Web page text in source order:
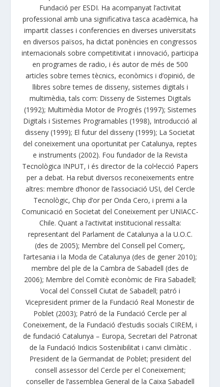
Fundació per ESDI. Ha acompanyat l’activitat
professional amb una significativa tasca acadèmica, ha
impartit classes i conferencies en diverses universitats
en diversos països, ha dictat ponències en congressos
internacionals sobre competitivitat i innovació, participa
en programes de radio, i és autor de més de 500
articles sobre temes tècnics, econòmics i d’opinió, de
llibres sobre temes de disseny, sistemes digitals i
multimèdia, tals com: Disseny de Sistemes Digitals
(1992); Multimèdia Motor de Progrés (1997); Sistemes
Digitals i Sistemes Programables (1998), Introducció al
disseny (1999); El futur del disseny (1999); La Societat
del coneixement una oportunitat per Catalunya, reptes
e instruments (2002). Fou fundador de la Revista
Tecnològica INPUT, i és director de la col•lecció Papers
per a debat. Ha rebut diversos reconeixements entre
altres: membre d’honor de l’associació USI, del Cercle
Tecnològic, Chip d’or per Onda Cero, i premi a la
Comunicació en Societat del Coneixement per UNIACC-
Chile. Quant a l’activitat institucional ressalta:
representant del Parlament de Catalunya a la U.O.C.
(des de 2005); Membre del Consell pel Comerç,
l’artesania i la Moda de Catalunya (des de gener 2010);
membre del ple de la Cambra de Sabadell (des de
2006); Membre del Comitè econòmic de Fira Sabadell;
Vocal del Conssell Ciutat de Sabadell; patró i
Vicepresident primer de la Fundació Real Monestir de
Poblet (2003); Patró de la Fundació Cercle per al
Coneixement, de la Fundació d’estudis socials CIREM, i
de fundació Catalunya – Europa, Secretari del Patronat
de la Fundació Indicis Sostenibilitat i canvi climàtic .
President de la Germandat de Poblet; president del
consell assessor del Cercle per el Coneixement;
conseller de l’assemblea General de la Caixa Sabadell